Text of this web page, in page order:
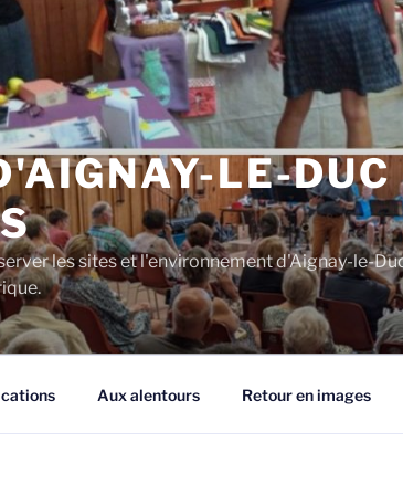
LE-DUC
les sites et l'environnement d'Aignay-le-
Aux alentours Retour en images